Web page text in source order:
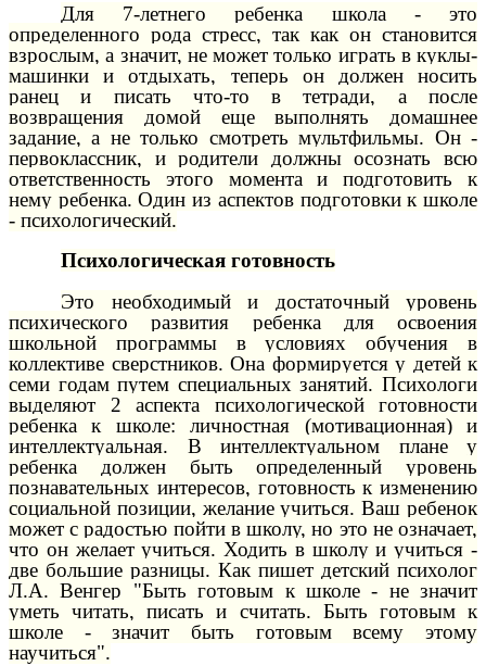
Для 7-летнего ребенка школа - это
определенного рода стресс, так как он становится
взрослым, а значит, не может только играть в куклы-
машинки и отдыхать, теперь он должен носить
ранец и писать что-то в тетради, а после
возвращения домой еще выполнять домашнее
задание, а не только смотреть мультфильмы. Он -
первоклассник, и родители должны осознать всю
ответственность этого момента и подготовить к
нему ребенка. Один из аспектов подготовки к школе
- психологический.
Психологическая готовность
Это необходимый и достаточный уровень
психического развития ребенка для освоения
школьной программы в условиях обучения в
коллективе сверстников. Она формируется у детей к
семи годам путем специальных занятий. Психологи
выделяют 2 аспекта психологической готовности
ребенка к школе: личностная (мотивационная) и
интеллектуальная. В интеллектуальном плане у
ребенка должен быть определенный уровень
познавательных интересов, готовность к изменению
социальной позиции, желание учиться. Ваш ребенок
может с радостью пойти в школу, но это не означает,
что он желает учиться. Ходить в школу и учиться -
две большие разницы. Как пишет детский психолог
Л.А. Венгер "Быть готовым к школе - не значит
уметь читать, писать и считать. Быть готовым к
школе - значит быть готовым всему этому
научиться".